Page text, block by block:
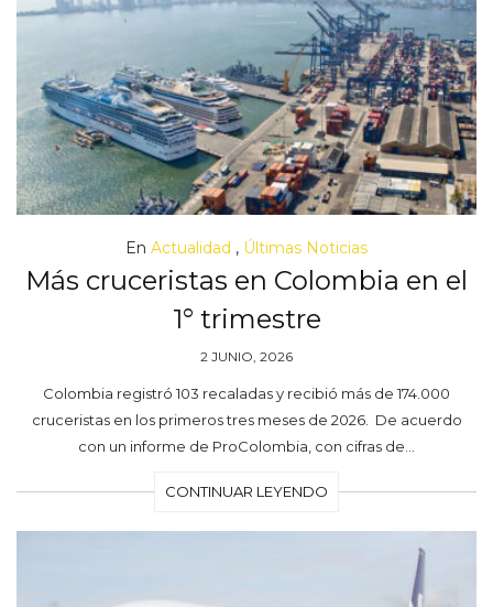
En Actualidad , Últimas Noticias
Más cruceristas en Colombia en el
1° trimestre
2 JUNIO, 2026
Colombia registró 103 recaladas y recibió más de 174.000
cruceristas en los primeros tres meses de 2026. De acuerdo
con un informe de ProColombia, con cifras de…
CONTINUAR LEYENDO